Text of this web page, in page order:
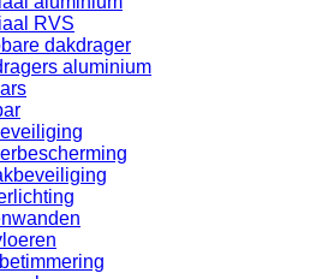
RVS
dakdrager
aluminium